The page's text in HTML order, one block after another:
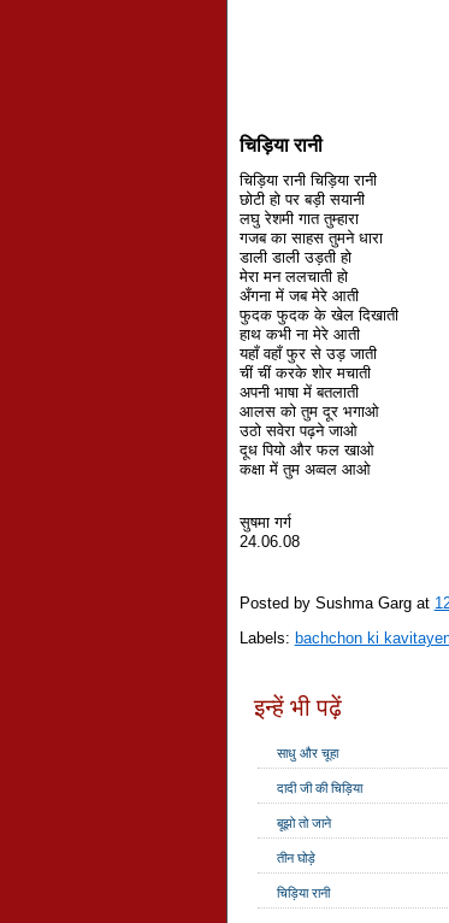
चिड़िया रानी
चिड़िया रानी चिड़िया रानी
छोटी हो पर बड़ी सयानी
लघु रेशमी गात तुम्हारा
गजब का साहस तुमने धारा
डाली डाली उड़ती हो
मेरा मन ललचाती हो
अँगना में जब मेरे आती
फुदक फुदक के खेल दिखाती
हाथ कभी ना मेरे आती
यहाँ वहाँ फुर से उड़ जाती
चीं चीं करके शोर मचाती
अपनी भाषा में बतलाती
आलस को तुम दूर भगाओ
उठो सवेरा पढ़ने जाओ
दूध पियो और फल खाओ
कक्षा में तुम अव्वल आओ
सुषमा गर्ग
24.06.08
Posted by Sushma Garg at
Labels: bachchon ki
इन्हें भी पढ़ें
साधु और चूहा
दादी जी की चिड़िया
बूझो तो जाने
तीन घोड़े
चिड़िया रानी